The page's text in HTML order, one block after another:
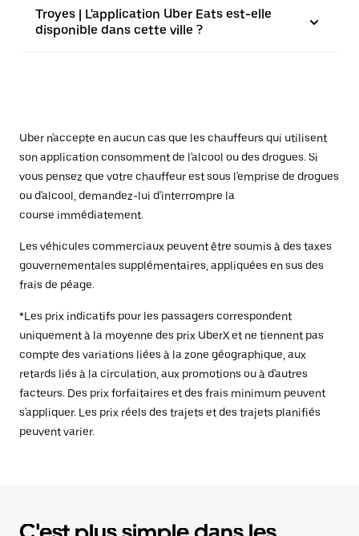
Troyes | L'application Uber Eats est-elle
disponible dans cette ville ?
Uber n'accepte en aucun cas que les chauffeurs qui utilisent
son application consomment de l'alcool ou des drogues. Si
vous pensez que votre chauffeur est sous l'emprise de drogues
ou d'alcool, demandez-lui d'interrompre la
course immédiatement.
Les véhicules commerciaux peuvent être soumis à des taxes
gouvernementales supplémentaires, appliquées en sus des
frais de péage.
*Les prix indicatifs pour les passagers correspondent
uniquement à la moyenne des prix UberX et ne tiennent pas
compte des variations liées à la zone géographique, aux
retards liés à la circulation, aux promotions ou à d'autres
facteurs. Des prix forfaitaires et des frais minimum peuvent
s'appliquer. Les prix réels des trajets et des trajets planifiés
peuvent varier.